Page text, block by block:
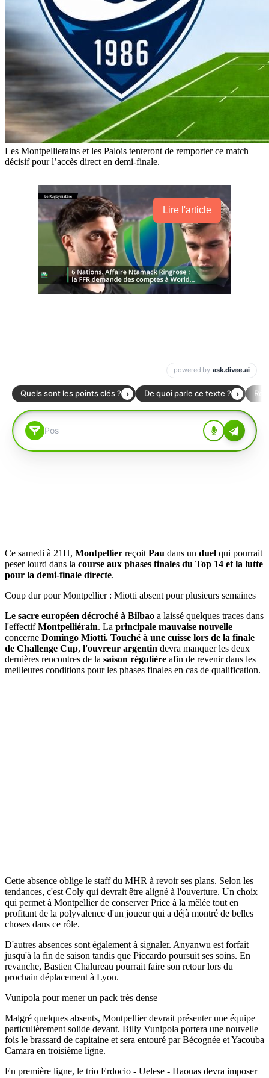
Les Montpellierains et les Palois tenteront de remporter ce match
décisif pour l’accès direct en demi-finale.
Lire l'article
Ce samedi à 21H, Montpellier reçoit Pau dans un duel qui pourrait
peser lourd dans la course aux phases finales du Top 14 et la lutte
pour la demi-finale directe.
Coup dur pour Montpellier : Miotti absent pour plusieurs semaines
Le sacre européen décroché à Bilbao a laissé quelques traces dans
l'effectifMontpelliérain. La principale mauvaise nouvelle
concerne Domingo Miotti. Touché à une cuisse lors de la finale
de Challenge Cup, l'ouvreur argentin devra manquer les deux
dernières rencontres de la saison régulière afin de revenir dans les
meilleures conditions pour les phases finales en cas de qualification.
Cette absence oblige le staff du MHR à revoir ses plans. Selon les
tendances, c'est Coly qui devrait être aligné à l'ouverture. Un choix
qui permet à Montpellier de conserver Price à la mêlée tout en
profitant de la polyvalence d'un joueur qui a déjà montré de belles
choses dans ce rôle.
D'autres absences sont également à signaler. Anyanwu est forfait
jusqu'à la fin de saison tandis que Piccardo poursuit ses soins. En
revanche, Bastien Chalureau pourrait faire son retour lors du
prochain déplacement à Lyon.
Vunipola pour mener un pack très dense
Malgré quelques absents, Montpellier devrait présenter une équipe
particulièrement solide devant. Billy Vunipola portera une nouvelle
fois le brassard de capitaine et sera entouré par Bécognée et Yacouba
Camara en troisième ligne.
En première ligne, le trio Erdocio - Uelese - Haouas devra imposer